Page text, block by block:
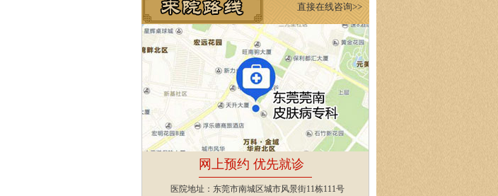
直接在线咨询>>
网上预约 优先就诊
医院地址：东莞市南城区城市风景街11栋111号